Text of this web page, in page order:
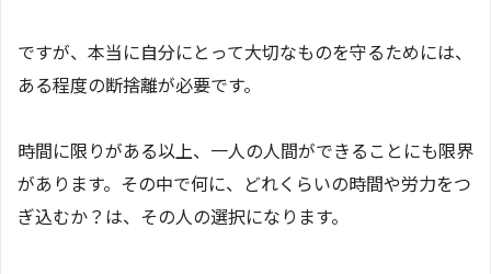
ですが、本当に自分にとって大切なものを守るためには、
ある程度の断捨離が必要です。
時間に限りがある以上、一人の人間ができることにも限界
があります。その中で何に、どれくらいの時間や労力をつ
ぎ込むか？は、その人の選択になります。